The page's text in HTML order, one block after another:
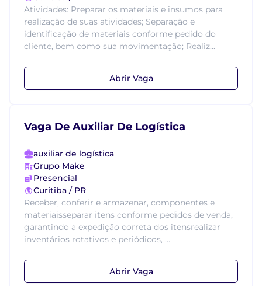
Atividades: Preparar os materiais e insumos para
realização de suas atividades; Separação e
identificação de materiais conforme pedido do
cliente, bem como sua movimentação; Realiz...
Abrir Vaga
Vaga De Auxiliar De Logística
auxiliar de logística
Grupo Make
Presencial
Curitiba / PR
Receber, conferir e armazenar, componentes e
materiaisseparar itens conforme pedidos de venda,
garantindo a expedição correta dos itensrealizar
inventários rotativos e periódicos, ...
Abrir Vaga